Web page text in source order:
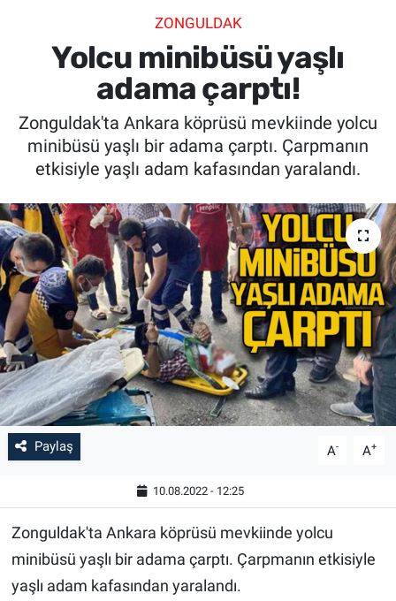
ZONGULDAK
Yolcu minibüsü yaşlı
adama çarptı!
Zonguldak'ta Ankara köprüsü mevkiinde yolcu
minibüsü yaşlı bir adama çarptı. Çarpmanın
etkisiyle yaşlı adam kafasından yaralandı.
Paylaş A- A+
10.08.2022 - 12:25
Zonguldak'ta Ankara köprüsü mevkiinde yolcu
minibüsü yaşlı bir adama çarptı. Çarpmanın etkisiyle
yaşlı adam kafasından yaralandı.
SAĞLIK